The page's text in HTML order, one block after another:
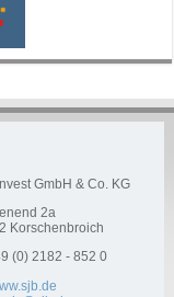
GmbH & Co. KG
2a
Korschenbroich
(0) 2182 - 852 0